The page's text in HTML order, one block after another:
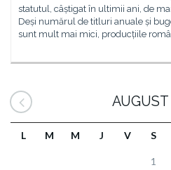
statutul, câștigat în ultimii ani, de
Deși numărul de titluri anuale și
sunt mult mai mici, producțiile
L M M J V S
1